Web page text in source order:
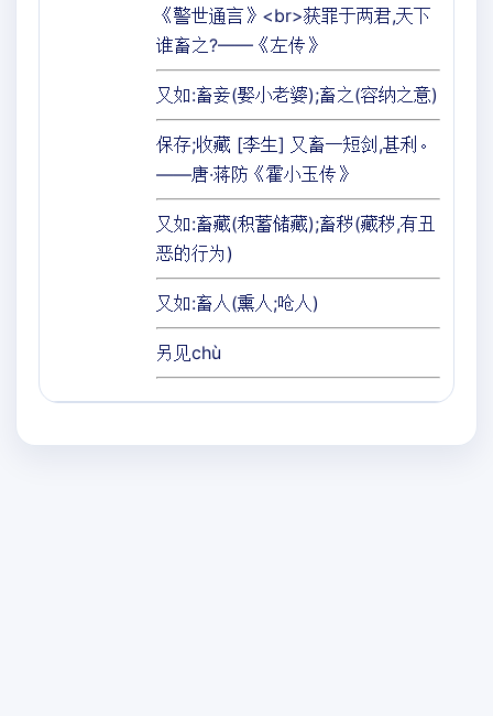
《警世通言》<br>获罪于两君,天下
谁畜之?——《左传》
又如:畜妾(娶小老婆);畜之(容纳之意)
保存;收藏 [李生] 又畜一短剑,甚利。
——唐·蒋防《霍小玉传》
又如:畜藏(积蓄储藏);畜秽(藏秽,有丑
恶的行为)
又如:畜人(熏人;呛人)
另见chù